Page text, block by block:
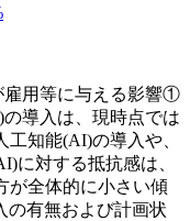
雇用等に与える影響①
導入は、現時点では
知能(AI)の導入や、
に対する抵抗感は、
が全体的に小さい傾
の有無および計画状